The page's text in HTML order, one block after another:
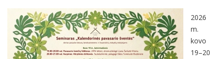
2026
m.
kovo
19–20